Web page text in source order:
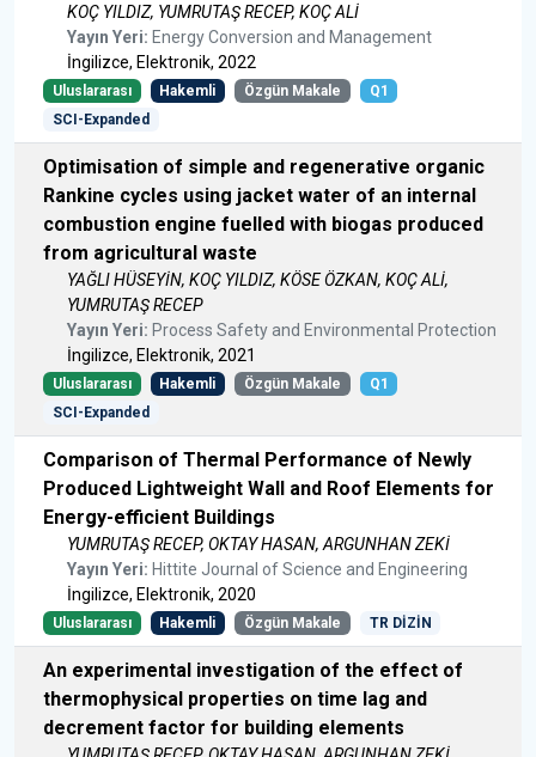
KOÇ YILDIZ, YUMRUTAŞ RECEP, KOÇ ALİ
Yayın Yeri: Energy Conversion and Management
İngilizce, Elektronik, 2022
Uluslararası Hakemli Özgün Makale
Q1
SCI-Expanded
Optimisation of simple and regenerative organic
Rankine cycles using jacket water of an internal
combustion engine fuelled with biogas produced
from agricultural waste
YAĞLI HÜSEYİN, KOÇ YILDIZ, KÖSE ÖZKAN, KOÇ ALİ,
YUMRUTAŞ RECEP
Yayın Yeri: Process Safety and Environmental Protection
İngilizce, Elektronik, 2021
Uluslararası Hakemli Özgün Makale
Q1
SCI-Expanded
Comparison of Thermal Performance of Newly
Produced Lightweight Wall and Roof Elements for
Energy-efficient Buildings
YUMRUTAŞ RECEP, OKTAY HASAN, ARGUNHAN ZEKİ
Yayın Yeri: Hittite Journal of Science and Engineering
İngilizce, Elektronik, 2020
Uluslararası Hakemli Özgün Makale TR DİZİN
An experimental investigation of the effect of
thermophysical properties on time lag and
decrement factor for building elements